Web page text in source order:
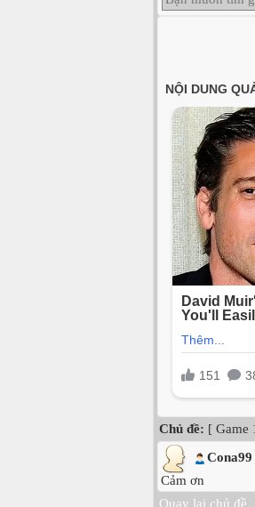
Chủ đề: [ Game
Cona99
Cảm ơn
Quay lại chủ đề